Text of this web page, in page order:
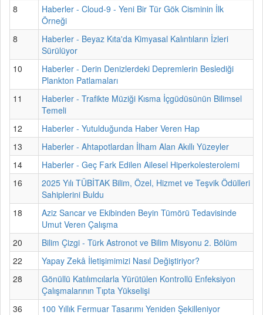
8
Haberler - Cloud-9 - Yeni Bir Tür Gök Cisminin İlk
Örneği
8
Haberler - Beyaz Kıta'da Kimyasal Kalıntıların İzleri
Sürülüyor
10
Haberler - Derin Denizlerdeki Depremlerin Beslediği
Plankton Patlamaları
11
Haberler - Trafikte Müziği Kısma İçgüdüsünün Bilimsel
Temeli
12
Haberler - Yutulduğunda Haber Veren Hap
13
Haberler - Ahtapotlardan İlham Alan Akıllı Yüzeyler
14
Haberler - Geç Fark Edilen Ailesel Hiperkolesterolemi
16
2025 Yılı TÜBİTAK Bilim, Özel, Hizmet ve Teşvik Ödülleri
Sahiplerini Buldu
18
Aziz Sancar ve Ekibinden Beyin Tümörü Tedavisinde
Umut Veren Çalışma
20
Bilim Çizgi - Türk Astronot ve Bilim Misyonu 2. Bölüm
22
Yapay Zekâ İletişimimizi Nasıl Değiştiriyor?
28
Gönüllü Katılımcılarla Yürütülen Kontrollü Enfeksiyon
Çalışmalarının Tıpta Yükselişi
36
100 Yıllık Fermuar Tasarımı Yeniden Şekilleniyor